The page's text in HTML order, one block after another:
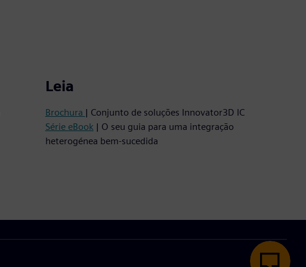
Leia
Brochura | Conjunto de soluções Innovator3D IC
Série eBook | O seu guia para uma integração
heterogénea bem-sucedida